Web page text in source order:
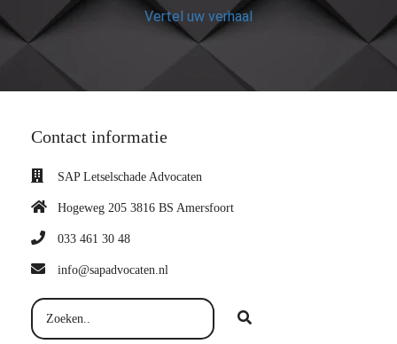
Vertel uw verhaal
Contact informatie
SAP Letselschade Advocaten
Hogeweg 205 3816 BS Amersfoort
033 461 30 48
info@sapadvocaten.nl